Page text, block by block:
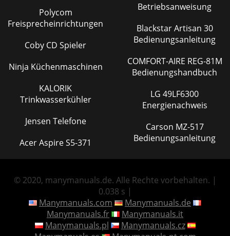
Polycom
Freisprecheinrichtungen
Coby CD Spieler
Ninja Küchenmaschinen
KALORIK
Trinkwasserkühler
Jensen Telefone
Acer Aspire S5-371
Betriebsanweisung
Blackstar Artisan 30
Bedienungsanleitung
COMFORT-AIRE REG-81M
Bedienungshandbuch
LG 49LF6300
Energienachweis
Carson MZ-517
Bedienungsanleitung
© 2020, manymanuals.de. Alle Rechte vorbehalten. |
0.038 s |
Manymanuals.com
Manymanuals.de
Manymanuals.fr
Manymanuals.it
Manymanuals.pl
Manymanuals.cz